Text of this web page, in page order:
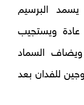
يسمد البرسيم
عادة ويستجيب
ويضاف السماد
40 كجم نيتروجين للفدان بعد